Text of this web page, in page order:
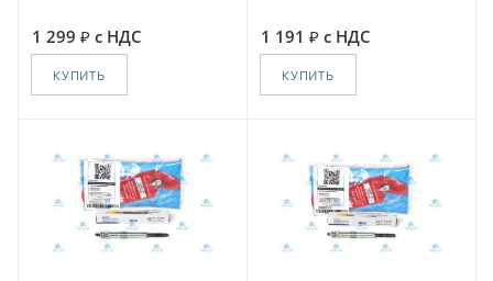
1 299 с НДС
КУПИТЬ
1 191 с НДС
КУПИТЬ